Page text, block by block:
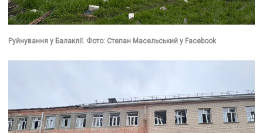
Руйнування у Балаклії. Фото: Степан Масельський у Facebook